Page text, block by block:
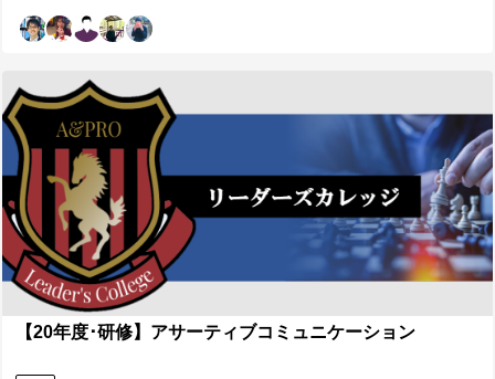
声やレビュー、無料体験トライアルなど、世の中のサービスにはあり
がある。そのため、有形サービスと違い、品質管理が難しい。後から
直すことができないので、念入りに準備やシミュレーションをするこ
とが大事になる。 ■今後に向けて■ 無形サービスは、後から品質管理の
できない、一発勝負の世界。リーダーシップゼミのプロジェクトも無
形サービスであり、大学生とゼミとの出会いは一期一会の貴重な機会
だと思う。毎回のワークショップの機会に真剣に向き合い、大学生が
リーダーシップやコミュニケーションのスキルを身に付け、社会人と
して大きく成長するために、できることを最大限やっていきたい。 ■研
修講師（森口敦）へのメッセージ ■ 今月の研修もありがとうございま
した。まさに、自分が社会に出て真っ先に携わるのが無形サービスな
ので、まさに今の自分に必要で、すぐに役立つ研修でした。最高水準
の無形サービスを作るのは、簡単なことではありませんが、まずはそ
のメカニズムを理解することで、確かに難しいかもしれなが、とても
【20年度･研修】アサーティブコミュニケーション